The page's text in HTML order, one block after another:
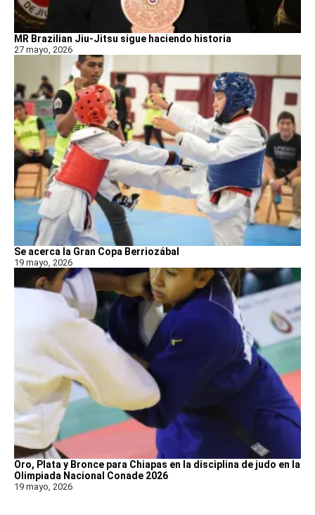
MR Brazilian Jiu-Jitsu sigue haciendo historia
27 mayo, 2026
Se acerca la Gran Copa Berriozábal
19 mayo, 2026
Oro, Plata y Bronce para Chiapas en la disciplina de judo en la
Olimpiada Nacional Conade 2026
19 mayo, 2026